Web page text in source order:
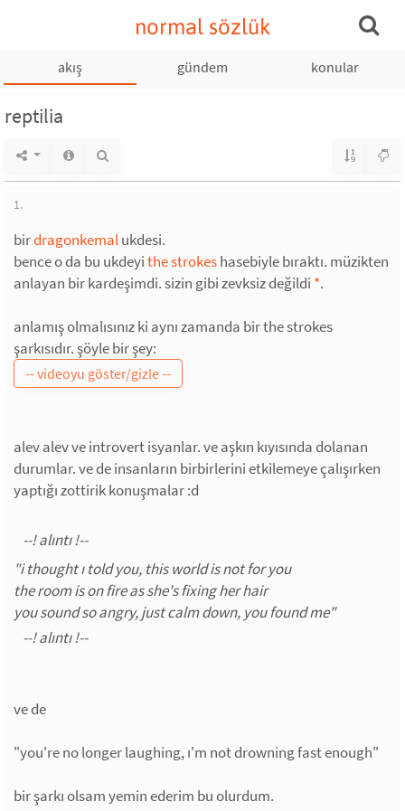
normal sözlük
akış gündem konular
reptilia
1.
birdragonkemalukdesi.
bence o da bu ukdeyithe strokeshasebiyle bıraktı. müzikten
anlayan bir kardeşimdi. sizin gibi zevksiz değildi *.
anlamış olmalısınız ki aynı zamanda bir the strokes
şarkısıdır. şöyle bir şey:
alev alev ve introvert isyanlar. ve aşkın kıyısında dolanan
durumlar. ve de insanların birbirlerini etkilemeye çalışırken
yaptığı zottirik konuşmalar :d
"i thought ı told you, this world is not for you
the room is on fire as she's fixing her hair
you sound so angry, just calm down, you found me"
ve de
"you're no longer laughing, ı'm not drowning fast enough"
bir şarkı olsam yemin ederim bu olurdum.